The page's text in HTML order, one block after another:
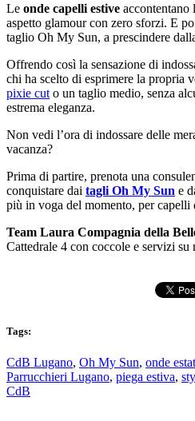
Le onde capelli estive accontentano
aspetto glamour con zero sforzi. E
taglio Oh My Sun, a prescindere
Offrendo così la sensazione di
chi ha scelto di esprimere la propria
pixie cut o un taglio medio, senza
estrema eleganza.
Non vedi l’ora di indossare delle
vacanza?
Prima di partire, prenota una
conquistare dai tagli Oh My Sun e
più in voga del momento, per capelli
Team Laura Compagnia della
Cattedrale 4 con coccole e servizi su
Tags:
CdB Lugano, Oh My Sun, onde
Parrucchieri Lugano, piega estiva,
CdB